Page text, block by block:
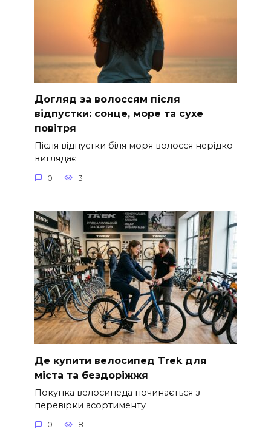
Догляд за волоссям після
відпустки: сонце, море та сухе
повітря
Після відпустки біля моря волосся нерідко
виглядає
0 3
Де купити велосипед Trek для
міста та бездоріжжя
Покупка велосипеда починається з
перевірки асортименту
0 8